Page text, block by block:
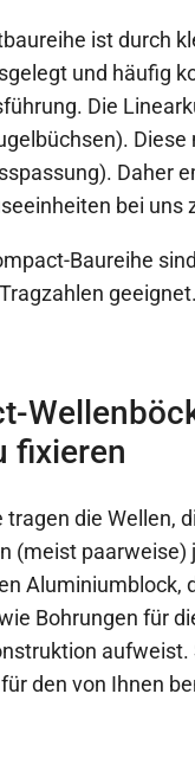
ist durch
und häufig
Die
Daher
bei uns
Baureihe
geeignet.
fixieren
tragen die Wellen,
(meist paarweise)
Aluminiumblock,
Bohrungen für
aufweist.
den von Ihnen